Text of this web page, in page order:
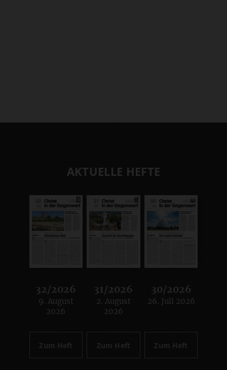
AKTUELLE HEFTE
32/2026
:
9. August
2026
Zum Heft
31/2026
:
2. August
2026
Zum Heft
30/2026
:
26. Juli 2026
Zum Heft